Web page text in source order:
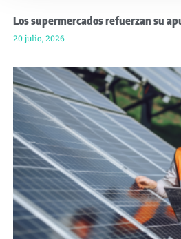
Los supermercados refuerzan su
20 julio, 2026